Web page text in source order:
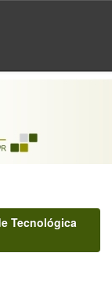
Tecnológica